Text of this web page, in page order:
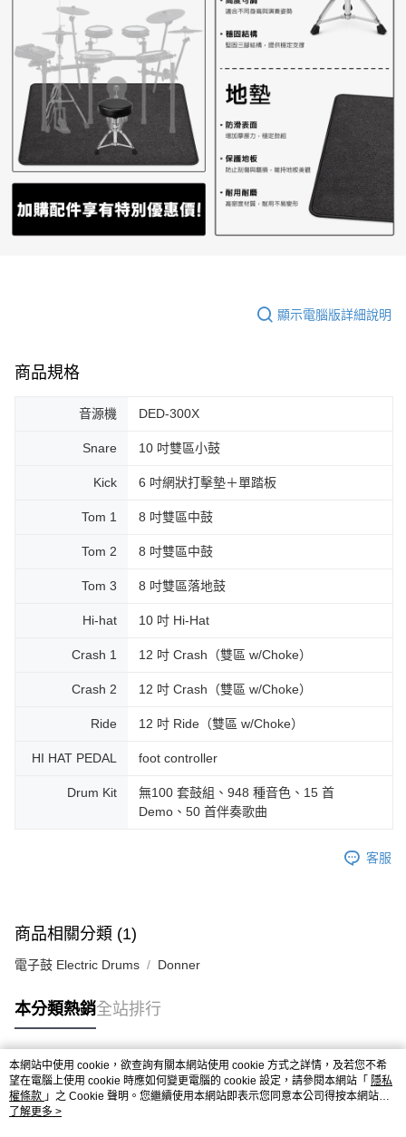
顯示電腦版詳細說明
商品規格
音源機 DED-300X
Snare 10 吋雙區小鼓
Kick 6 吋網狀打擊墊＋單踏板
Tom 1 8 吋雙區中鼓
Tom 2 8 吋雙區中鼓
Tom 3 8 吋雙區落地鼓
Hi-hat 10 吋 Hi-Hat
Crash 1 12 吋 Crash（雙區 w/Choke）
Crash 2 12 吋 Crash（雙區 w/Choke）
Ride 12 吋 Ride（雙區 w/Choke）
HI HAT PEDAL foot controller
Drum Kit
無100 套鼓組、948 種音色、15 首
Demo、50 首伴奏歌曲
客服
商品相關分類 (1)
電子鼓 Electric Drums Donner
本分類熱銷全站排行
熱門標籤
本網站中使用 cookie，欲查詢有關本網站使用 cookie 方式之詳情，及若您不希
望在電腦上使用 cookie 時應如何變更電腦的 cookie 設定，請參閱本網站「 隱私
權條款 」之 Cookie 聲明。您繼續使用本網站即表示您同意本公司得按本網站使
用條款之 Cookie 聲明使用 cookie。
了解更多 >